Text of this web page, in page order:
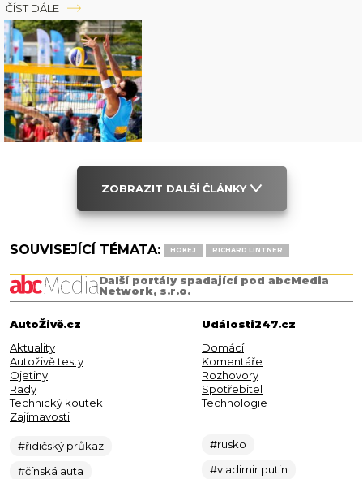
ČÍST DÁLE
ZOBRAZIT DALŠÍ ČLÁNKY
SOUVISEJÍCÍ TÉMATA: HOKEJ RICHARD LINTNER
Další portály spadající pod abcMedia
Network, s.r.o.
AutoŽivě.cz
Aktuality
Autoživě testy
Ojetiny
Rady
Technický koutek
Zajímavosti
#řidičský průkaz
#čínská auta
Události247.cz
Domácí
Komentáře
Rozhovory
Spotřebitel
Technologie
#rusko
#vladimir putin